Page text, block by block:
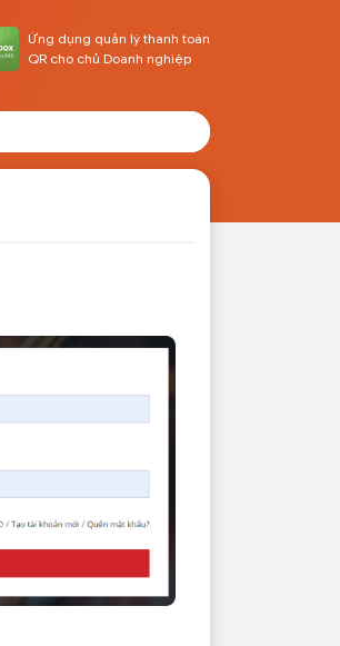
Ứng dụng quản lý thanh toán
QR cho chủ Doanh nghiệp